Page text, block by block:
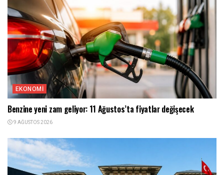
EKONOMI
Benzine yeni zam geliyor: 11 Ağustos’ta fiyatlar değişecek
9 AĞUSTOS 2026